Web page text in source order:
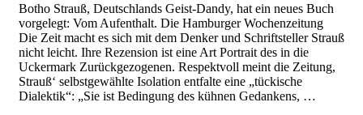
Botho Strauß, Deutschlands Geist-Dandy, hat ein neues Buch
vorgelegt: Vom Aufenthalt. Die Hamburger Wochenzeitung
Die Zeit macht es sich mit dem Denker und Schriftsteller Strauß
nicht leicht. Ihre Rezension ist eine Art Portrait des in die
Uckermark Zurückgezogenen. Respektvoll meint die Zeitung,
Strauß‘ selbstgewählte Isolation entfalte eine „tückische
Dialektik“: „Sie ist Bedingung des kühnen Gedankens, …